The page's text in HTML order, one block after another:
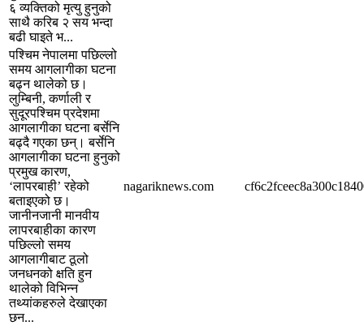
६ व्यक्तिको मृत्यु हुनुको
साथै करिब २ सय भन्दा
बढी घाइते भ...
पश्चिम नेपालमा पछिल्लो
समय आगलागीका घटना
बढ्न थालेको छ।
लुम्बिनी, कर्णाली र
सुदूरपश्चिम प्रदेशमा
आगलागीका घटना बर्सेनि
बढ्दै गएका छन्। बर्सेनि
आगलागीका घटना हुनुको
प्रमुख कारण,
‘लापरबाही’ रहेको
बताइएको छ।
जानीनजानी मानवीय
लापरबाहीका कारण
पछिल्लो समय
आगलागीबाट ठूलो
जनधनको क्षति हुन
थालेको विभिन्न
तथ्यांकहरुले देखाएका
छन...
nagariknews.com